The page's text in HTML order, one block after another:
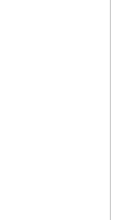
06-5 엑
하면 된
06-6 직
하면 된
셋째마당
07 엑셀
07-1 엑